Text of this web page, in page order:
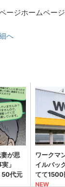
ージホームページ
へ